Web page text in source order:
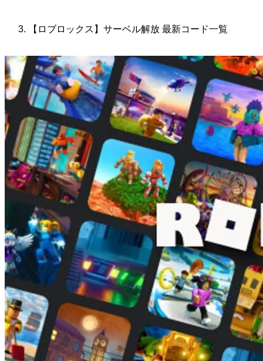
【ロブロックス】サーベル解放 最新コード一覧